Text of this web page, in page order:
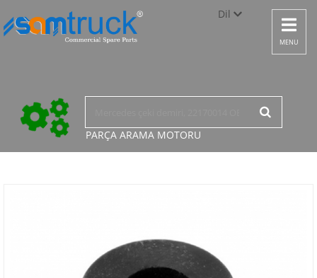
Dil
Türkçe
English
Toggle
MENU
PARÇA ARAMA MOTORU